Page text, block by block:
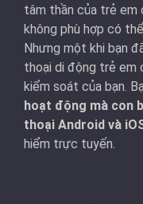
tâm thần của trẻ em
không phù hợp có
Nhưng một khi bạn
thoại di động trẻ em
kiểm soát của bạn.
hoạt động mà con
thoại Android và
hiểm trực tuyến.